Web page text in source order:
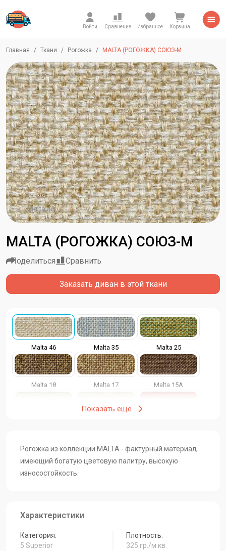
Войти Сравнение Избранное Корзина
Главная Ткани Рогожка MALTA (РОГОЖКА) СОЮЗ-М
Malta 46
MALTA (РОГОЖКА) СОЮЗ-М
Заказать диван в этой ткани
Поделиться Сравнить
Malta 46 Malta 35 Malta 25
Malta 18 Malta 17 Malta 15A
Malta 10A Malta 09A Malta 08A
Malta 04A Malta 01A
Показать еще
Рогожка из коллекции MALTA - фактурный материал,
имеющий богатую цветовую палитру, высокую
износостойкость.
Характеристики
Категория:
5 Superior
Плотность:
325 гр./м.кв.